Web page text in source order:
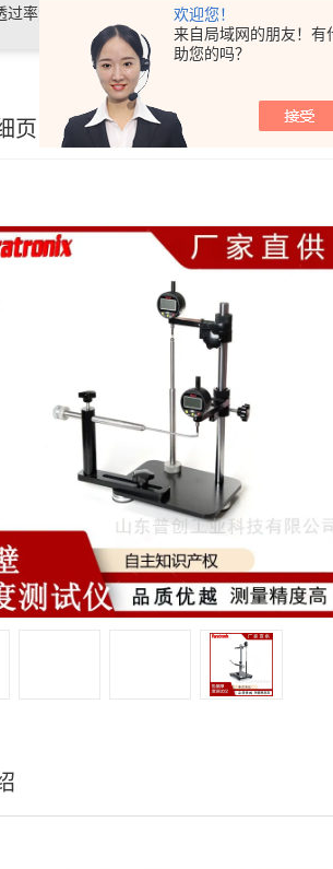
欢迎您！
来自局域网的朋友！有
助您的吗？
率测试仪,接骨螺钉性能测试仪，导
仪，包装耐压试验仪，电子拉力
你的位
页